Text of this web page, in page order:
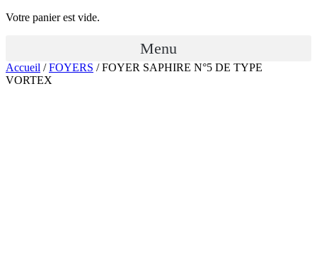
Votre panier est vide.
Menu
Accueil /FOYERS / FOYER SAPHIRE N°5 DE TYPE
VORTEX